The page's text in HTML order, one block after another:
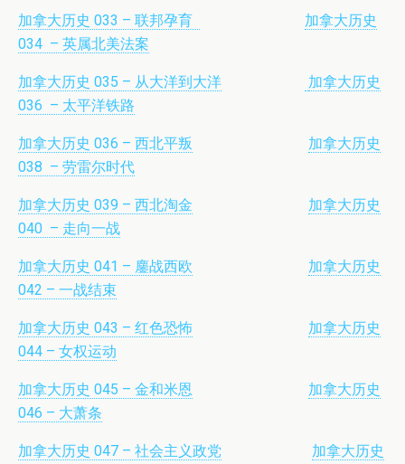
加拿大历史 033 – 联邦孕育
加拿大历史
034 – 英属北美法案
加拿大历史 035 – 从大洋到大洋
加拿大历史
036 – 太平洋铁路
加拿大历史 036 – 西北平叛
加拿大历史
038 – 劳雷尔时代
加拿大历史 039 – 西北淘金
加拿大历史
040 – 走向一战
加拿大历史 041 – 鏖战西欧
加拿大历史
042 – 一战结束
加拿大历史 043 – 红色恐怖
加拿大历史
044 – 女权运动
加拿大历史 045 – 金和米恩
加拿大历史
046 – 大萧条
加拿大历史 047 – 社会主义政党
加拿大历史